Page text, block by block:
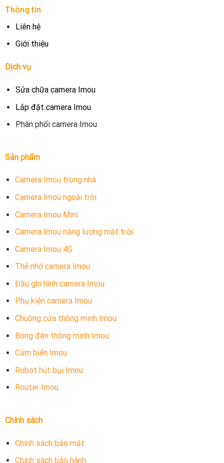
Thông tin
Liên hệ
Giới thiệu
Dịch vụ
Sửa chữa camera Imou
Lắp đặt camera Imou
Phân phối camera Imou
Sản phẩm
Camera Imou trong nhà
Camera Imou ngoài trời
Camera Imou Mini
Camera Imou năng lượng mặt trời
Camera Imou 4G
Thẻ nhớ camera Imou
Đầu ghi hình camera Imou
Phụ kiện camera Imou
Chuông cửa thông minh Imou
Bóng đèn thông minh Imou
Cảm biến Imou
Robot hút bụi Imou
Router Imou
Chính sách
Chính sách bảo mật
Chính sách bảo hành